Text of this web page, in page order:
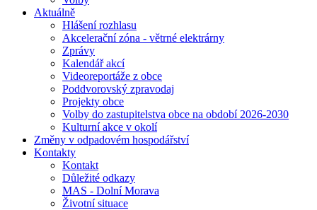
Aktuálně
Hlášení rozhlasu
Akcelerační zóna - větrné elektrárny
Zprávy
Kalendář akcí
Videoreportáže z obce
Poddvorovský zpravodaj
Projekty obce
Volby do zastupitelstva obce na období 2026-2030
Kulturní akce v okolí
Změny v odpadovém hospodářství
Kontakty
Kontakt
Důležité odkazy
MAS - Dolní Morava
Životní situace